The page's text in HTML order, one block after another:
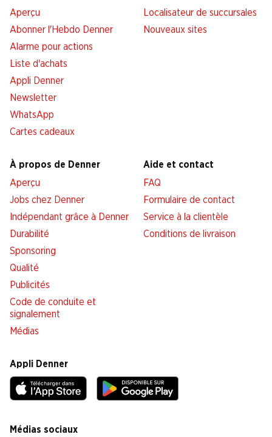
Aperçu
Abonner l'Hebdo Denner
Alarme pour actions
Liste d'achats
Appli Denner
Newsletter
WhatsApp
Cartes cadeaux
Localisateur de succursales
Nouveaux sites
À propos de Denner
Aperçu
Jobs chez Denner
Indépendant grâce à Denner
Durabilité
Sponsoring
Qualité
Publicités
Code de conduite et
signalement
Médias
Aide et contact
FAQ
Formulaire de contact
Service à la clientèle
Conditions de livraison
Appli Denner
Médias sociaux